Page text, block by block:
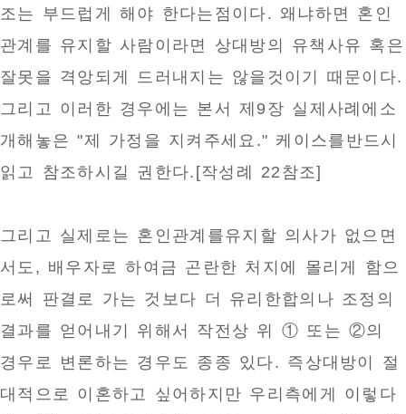
조는 부드럽게 해야 한다는점이다. 왜냐하면 혼인
관계를 유지할 사람이라면 상대방의 유책사유 혹은
잘못을 격앙되게 드러내지는 않을것이기 때문이다.
그리고 이러한 경우에는 본서 제9장 실제사례에소
개해놓은 "제 가정을 지켜주세요." 케이스를반드시
읽고 참조하시길 권한다.[작성례 22참조]
그리고 실제로는 혼인관계를유지할 의사가 없으면
서도, 배우자로 하여금 곤란한 처지에 몰리게 함으
로써 판결로 가는 것보다 더 유리한합의나 조정의
결과를 얻어내기 위해서 작전상 위 ① 또는 ②의
경우로 변론하는 경우도 종종 있다. 즉상대방이 절
대적으로 이혼하고 싶어하지만 우리측에게 이렇다